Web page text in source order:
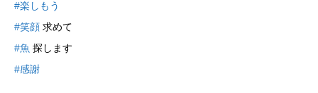
#楽しもう
#笑顔 求めて
#魚 探します
#感謝